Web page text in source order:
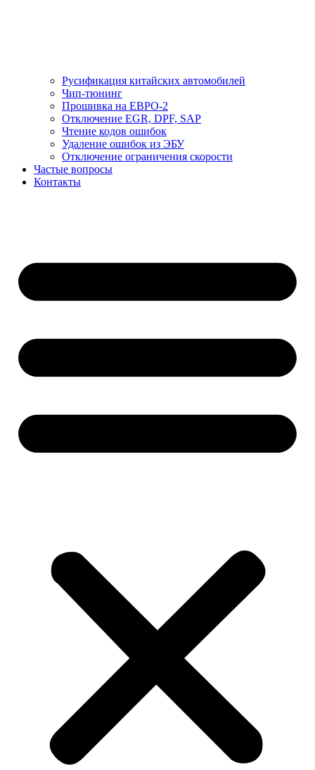
Русификация китайских автомобилей
Чип-тюнинг
Прошивка на ЕВРО-2
Отключение EGR, DPF, SAP
Чтение кодов ошибок
Удаление ошибок из ЭБУ
Отключение ограничения скорости
Частые вопросы
Контакты